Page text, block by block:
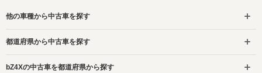
他の車種から中古車を探す
都道府県から中古車を探す
bZ4Xの中古車を都道府県から探す